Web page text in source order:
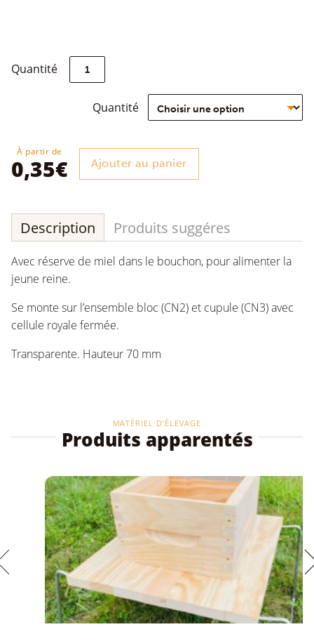
Quantité quantité
Cage
reineQuantité
À partir de
0,35€ Ajouter au panier
Description Produits suggéres
Avec réserve de miel dans le bouchon, pour alimenter la
jeune reine.
Se monte sur l’ensemble bloc (CN2) et cupule (CN3) avec
cellule royale fermée.
Transparente. Hauteur 70 mm
MATÉRIEL D'ÉLEVAGE
Produits apparentés